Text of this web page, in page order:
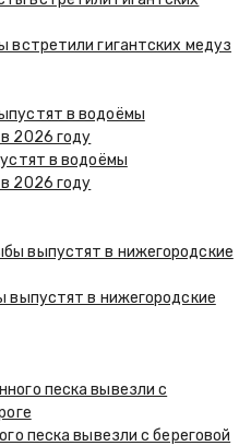
встретили гигантских медуз
в водоёмы
2026 году
выпустят в нижегородские
песка вывезли с береговой